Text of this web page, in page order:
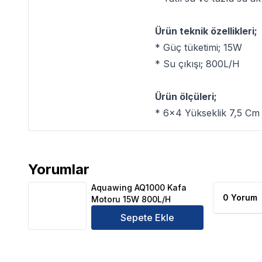
Ürün teknik özellikleri;
* Güç tüketimi; 15W
* Su çıkışı; 800L/H
Ürün ölçüleri;
* 6x4 Yükseklik 7,5 Cm
Yorumlar
Aquawing AQ1000 Kafa Motoru 15W 800L/H Ürün
Aquawing AQ1000 Kafa
Motoru 15W 800L/H
Sepete Ekle
0 Yorum